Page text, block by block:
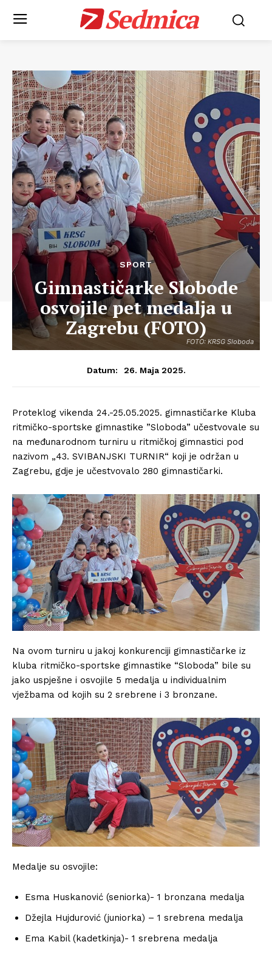
Sedmica
FOTO: KRSG Sloboda
SPORT
Gimnastičarke Slobode
osvojile pet medalja u
Zagrebu (FOTO)
Datum: 26. Maja 2025.
Proteklog vikenda 24.-25.05.2025. gimnastičarke Kluba
ritmičko-sportske gimnastike ”Sloboda” učestvovale su
na međunarodnom turniru u ritmičkoj gimnastici pod
nazivom „43. SVIBANJSKI TURNIR“ koji je održan u
Zagrebu, gdje je učestvovalo 280 gimnastičarki.
Na ovom turniru u jakoj konkurenciji gimnastičarke iz
kluba ritmičko-sportske gimnastike “Sloboda” bile su
jako uspješne i osvojile 5 medalja u individualnim
vježbama od kojih su 2 srebrene i 3 bronzane.
Medalje su osvojile:
Esma Huskanović (seniorka)- 1 bronzana medalja
Džejla Hujdurović (juniorka) – 1 srebrena medalja
Ema Kabil (kadetkinja)- 1 srebrena medalja